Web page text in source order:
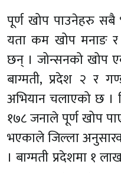
पूर्ण खोप पाउनेहरु सबै
यता कम खोप मनाङ र
छन् । जोन्सनको खोप
बाग्मती, प्रदेश २ र
अभियान चलाएको छ ।
१७८ जनाले पूर्ण खोप
भएकाले जिल्ला
। बाग्मती प्रदेशमा १
मा १ हजार ८ सय ५९ र